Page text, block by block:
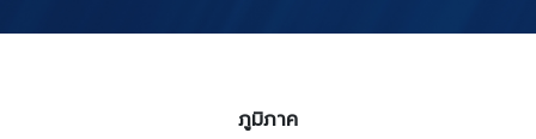
ภูมิภาค